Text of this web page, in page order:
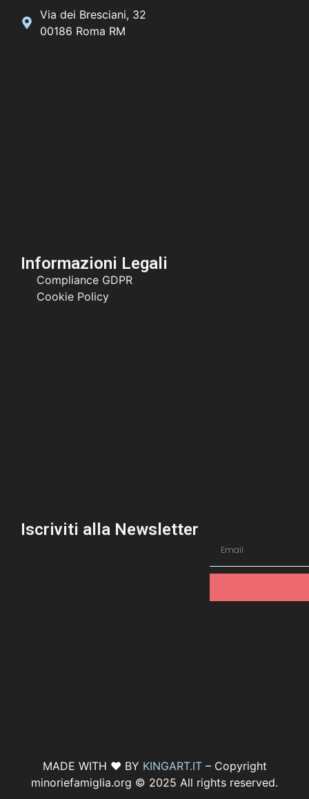
Via dei Bresciani, 32
00186 Roma RM
Informazioni Legali
Compliance GDPR
Cookie Policy
Iscriviti alla Newsletter
MADE WITH ♥ BY KINGART.IT– Copyright
minoriefamiglia.org © 2025 All rights reserved.